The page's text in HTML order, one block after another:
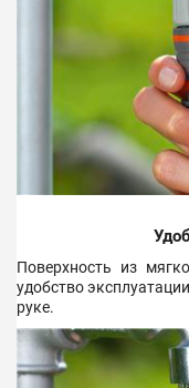
Поверхность из
удобство
руке.